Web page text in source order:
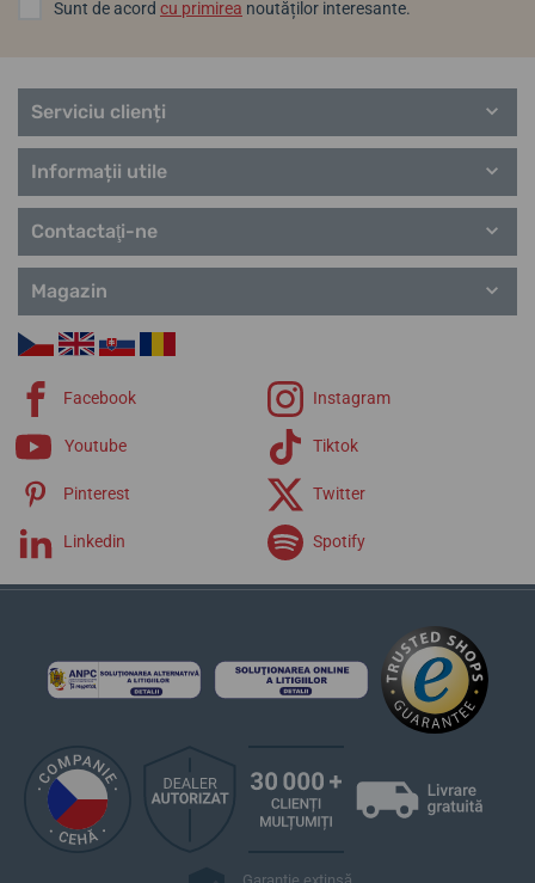
Sunt de acord cu primirea noutăților interesante.
Serviciu clienți
Informații utile
Contactaţi-ne
Magazin
Facebook Instagram
Youtube Tiktok
Pinterest Twitter
Linkedin Spotify